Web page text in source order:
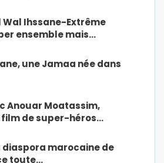
Wal Ihssane-Extrême
ensemble mais…
une Jamaa née dans
Anouar Moatassim,
de super-héros…
diaspora marocaine de
toute…